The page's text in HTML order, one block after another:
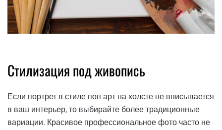
Стилизация под живопись
Если портрет в стиле поп арт на холсте не вписывается
в ваш интерьер, то выбирайте более традиционные
вариации. Красивое профессиональное фото часто не